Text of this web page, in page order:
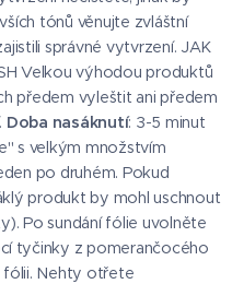
tónů věnujte zvláštní
správné vytvrzení. JAK
Velkou výhodou produktů
předem vyleštit ani předem
Doba nasáknutí: 3-5 minut
s velkým množstvím
po druhém. Pokud
produkt by mohl uschnout
Po sundání fólie uvolněte
tyčinky z pomerančocého
fólii. Nehty otřete